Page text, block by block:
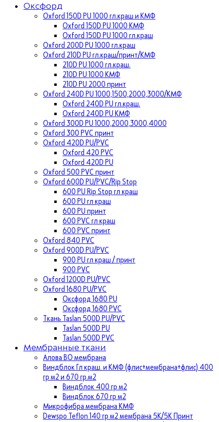
Оксфорд
Oxford 150D PU 1000 гл.краш и КМФ
Oxford 150D PU 1000 КМФ
Oxford 150D PU 1000 гл.краш
Oxford 200D PU 1000 гл.краш
Oxford 210D PU гл.краш/принт/КМФ
210D PU 1000 гл.краш.
210D PU 1000 КМФ
210D PU 2000 принт
Oxford 240D PU 1000,1500,2000,3000/КМФ
Oxford 240D PU гл.краш.
Oxford 240D PU КМФ
Oxford 300D PU 1000,2000,3000,4000
Oxford 300 PVC принт
Oxford 420D PU/PVC
Oxford 420 PVC
Oxford 420D PU
Oxford 500 PVC принт
Oxford 600D PU/PVC/Rip Stop
600 PU Rip Stop гл краш
600 PU гл краш
600 PU принт
600 PVC гл краш
600 PVC принт
Oxford 840 PVC
Oxford 900D PU/PVC
900 PU гл краш / принт
900 PVC
Oxford 1200D PU/PVC
Oxford 1680 PU/PVC
Оксфорд 1680 PU
Оксфорд 1680 PVC
Ткань Taslan 500D PU/PVC
Taslan 500D PU
Taslan 500D PVC
Мембранные ткани
Алова ВО мембрана
Виндблок Гл краш. и КМФ (флис+мембрана+флис) 400
гр м2 и 670 гр.м2
Виндблок 400 гр м2
Виндблок 670 гр м2
Микрофибра мембрана КМФ
Dewspo Teflon 140 гр м2 мембрана 5К/5К Принт